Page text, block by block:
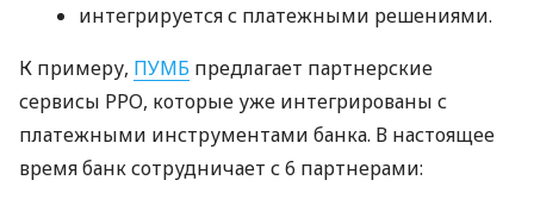
интегрируется с платежными решениями.
К примеру, ПУМБ предлагает партнерские
сервисы РРО, которые уже интегрированы с
платежными инструментами банка. В настоящее
время банк сотрудничает с 6 партнерами: